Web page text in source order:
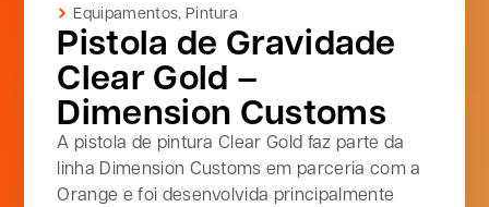
Equipamentos, Pintura
Pistola de Gravidade
Clear Gold –
Dimension Customs
A pistola de pintura Clear Gold faz parte da
linha Dimension Customs em parceria com a
Orange e foi desenvolvida principalmente